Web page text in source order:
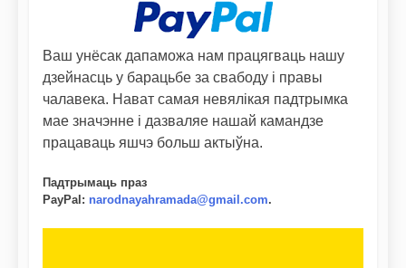
Ваш унёсак дапаможа нам працягваць нашу
дзейнасць у барацьбе за свабоду і правы
чалавека. Нават самая невялікая падтрымка
мае значэнне і дазваляе нашай камандзе
працаваць яшчэ больш актыўна.
Падтрымаць праз
PayPal : narodnayahramada@gmail.com.